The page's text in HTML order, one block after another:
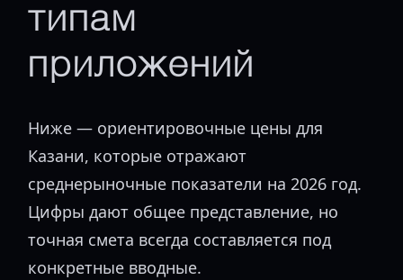
типам
приложений
Ниже — ориентировочные цены для
Казани, которые отражают
среднерыночные показатели на 2026 год.
Цифры дают общее представление, но
точная смета всегда составляется под
конкретные вводные.